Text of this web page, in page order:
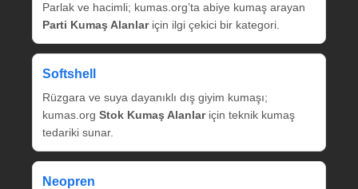
Parlak ve hacimli; kumas.org’ta abiye kumaş arayan
Parti Kumaş Alanlariçin ilgi çekici bir kategori.
Softshell
Rüzgara ve suya dayanıklı dış giyim kumaşı;
kumas.org Stok Kumaş Alanlariçin teknik kumaş
tedariki sunar.
Neopren